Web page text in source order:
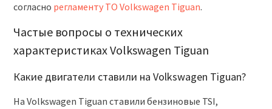
согласно регламенту ТО Volkswagen Tiguan.
Частые вопросы о технических
характеристиках Volkswagen Tiguan
Какие двигатели ставили на Volkswagen Tiguan?
На Volkswagen Tiguan ставили бензиновые TSI,